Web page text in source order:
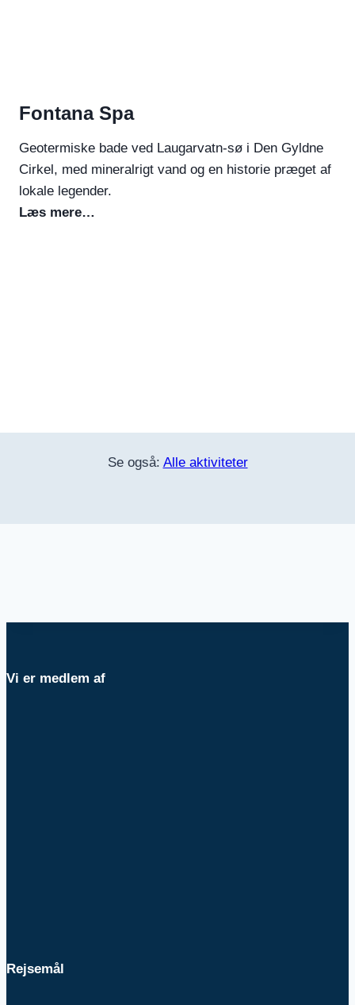
Fontana Spa
Geotermiske bade ved Laugarvatn-sø i Den Gyldne
Cirkel, med mineralrigt vand og en historie præget af
lokale legender.
Læs mere…
Se også: Alle aktiviteter
Vi er medlem af
Rejsemål